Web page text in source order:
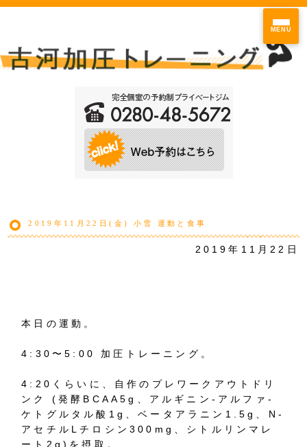
MENU
2019年11月22日(金) 小雪 運動と食事
2019年11月22日
本日の運動。
4:30〜5:00 加圧トレーニング。
4:20くらいに、自作のプレワークアウトドリ
ンク (発酵BCAA5g、アルギニン-アルファ-
ケトグルタル酸1g、ベータアラニン1.5g、N-
アセチルLチロシン300mg、シトルリンマレ
ート2g)を摂取。